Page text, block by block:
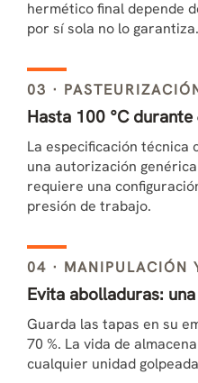
hermético final depende
por sí sola no lo garantiza.
03 ·
Hasta 100 °C
La especificación técnica
una autorización
requiere una
presión de trabajo.
04 · MANIPULACIÓN
Evita abolladuras:
Guarda las tapas en su
70 %. La vida de
cualquier unidad